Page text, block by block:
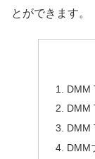
とができます。
DMM
DMM
DMM
DMM